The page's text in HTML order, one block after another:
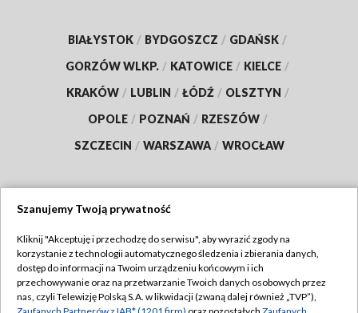
BIAŁYSTOK / BYDGOSZCZ / GDAŃSK /
GORZÓW WLKP. / KATOWICE / KIELCE /
KRAKÓW / LUBLIN / ŁÓDŹ / OLSZTYN /
OPOLE / POZNAŃ / RZESZÓW /
SZCZECIN / WARSZAWA / WROCŁAW
TVP
Abonament TVP
Emisja w TVP
Regulamin TVP
Szanujemy Twoją prywatność
Kliknij "Akceptuję i przechodzę do serwisu", aby wyrazić zgody na
korzystanie z technologii automatycznego śledzenia i zbierania danych,
dostęp do informacji na Twoim urządzeniu końcowym i ich
przechowywanie oraz na przetwarzanie Twoich danych osobowych przez
nas, czyli Telewizję Polską S.A. w likwidacji (zwaną dalej również „TVP”),